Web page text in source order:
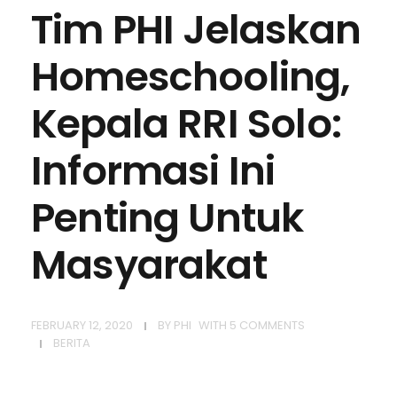
Tim PHI Jelaskan
Homeschooling,
Kepala RRI Solo:
Informasi Ini
Penting Untuk
Masyarakat
FEBRUARY 12, 2020 BY PHI WITH 5 COMMENTS
BERITA